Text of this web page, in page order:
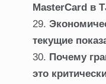
MasterCard в
текущие
Почему
это